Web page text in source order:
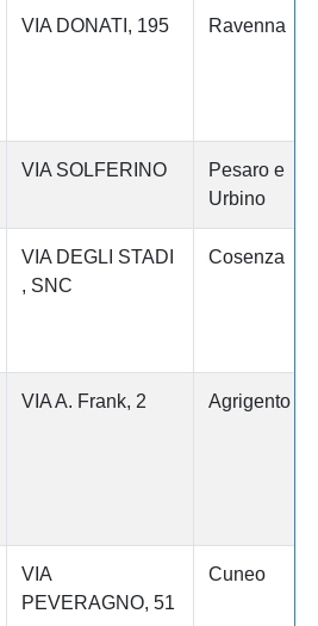
VIA DONATI, 195 Ravenna
VIA SOLFERINO
Pesaro e
Urbino
VIA DEGLI STADI
, SNC
Cosenza
VIA A. Frank, 2 Agrigento
VIA
PEVERAGNO, 51
Cuneo